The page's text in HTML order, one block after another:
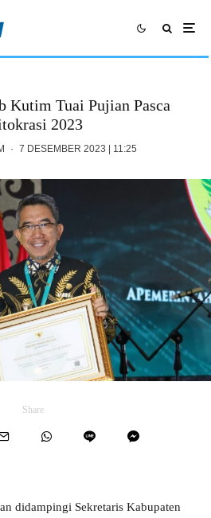
Kutim Tuai Pujian Pasca
2023
· 7 DESEMBER 2023 | 11:25
Share
didampingi Sekretaris Kabupaten